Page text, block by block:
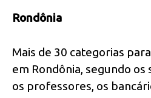
Rondônia
Mais de 30 categorias
em Rondônia, segundo os
os professores, os